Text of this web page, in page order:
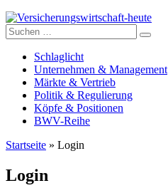
Versicherungswirtschaft-heute
Suche
nach:
Schlaglicht
Unternehmen & Management
Märkte & Vertrieb
Politik & Regulierung
Köpfe & Positionen
BWV-Reihe
Startseite » Login
Login